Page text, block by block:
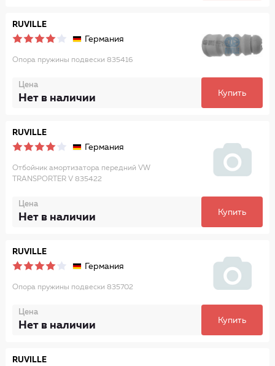
RUVILLE
Германия
Опора пружины подвески 835416
Цена
Нет в наличии Купить
RUVILLE
Германия
Отбойник амортизатора передний VW
TRANSPORTER V 835422
Цена
Нет в наличии Купить
RUVILLE
Германия
Опора пружины подвески 835702
Цена
Нет в наличии Купить
RUVILLE